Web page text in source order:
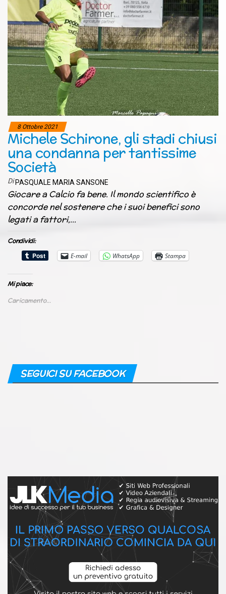
8 Ottobre 2021
Michele Schirone, gli stadi chiusi
una condanna per tantissime
Società
Di PASQUALE MARIA SANSONE
Giocare a Calcio fa bene. Il mondo scientifico è
concorde nel sostenere che i suoi benefici sono
legati a fattori,…
Condividi:
E-mail
WhatsApp Stampa
Mi piace:
Caricamento...
SEGUICI SU FACEBOOK